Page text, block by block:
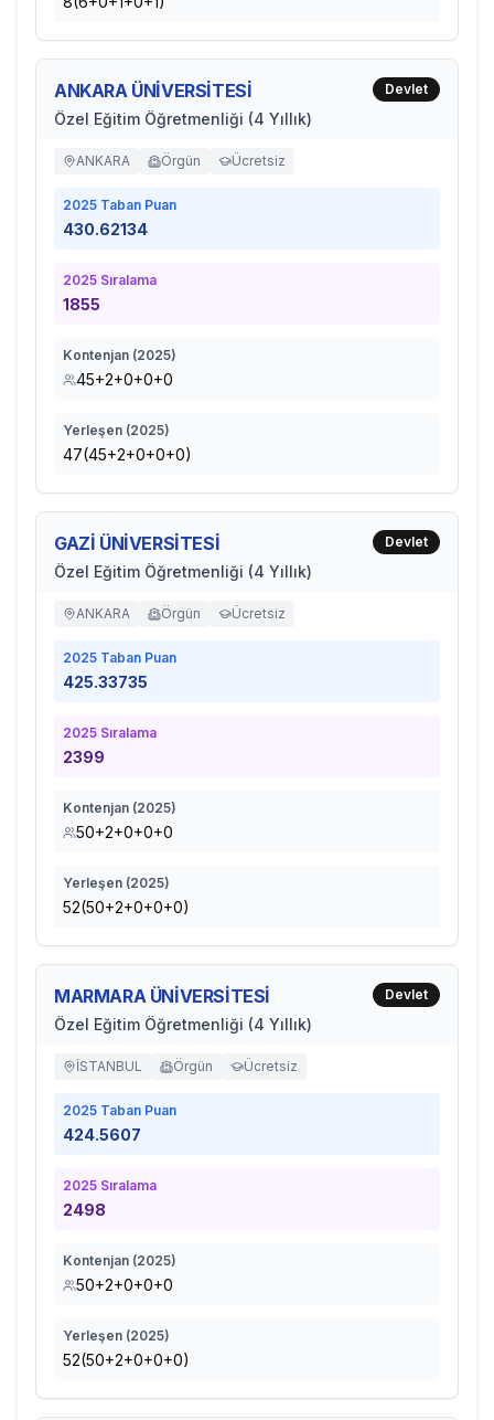
ANKARA ÜNİVERSİTESİ
Özel Eğitim Öğretmenliği (4 Yıllık)
Devlet
ANKARA Örgün Ücretsiz
2025 Taban Puan
430.62134
2025 Sıralama
1855
Kontenjan (2025)
45+2+0+0+0
Yerleşen (2025)
47(45+2+0+0+0)
GAZİ ÜNİVERSİTESİ
Özel Eğitim Öğretmenliği (4 Yıllık)
Devlet
ANKARA Örgün Ücretsiz
2025 Taban Puan
425.33735
2025 Sıralama
2399
Kontenjan (2025)
50+2+0+0+0
Yerleşen (2025)
52(50+2+0+0+0)
MARMARA ÜNİVERSİTESİ
Özel Eğitim Öğretmenliği (4 Yıllık)
Devlet
İSTANBUL Örgün Ücretsiz
2025 Taban Puan
424.5607
2025 Sıralama
2498
Kontenjan (2025)
50+2+0+0+0
Yerleşen (2025)
52(50+2+0+0+0)